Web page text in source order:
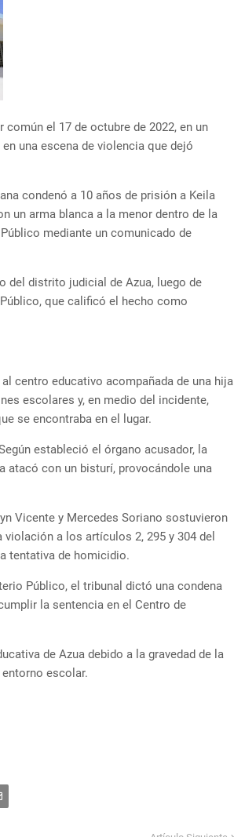
el 17 de octubre de 2022, en un
una escena de violencia que dejó
condenó a 10 años de prisión a Keila
un arma blanca a la menor dentro de la
mediante un comunicado de
del distrito judicial de Azua, luego de
que calificó el hecho como
centro educativo acompañada de una hija
escolares y, en medio del incidente,
se encontraba en el lugar.
estableció el órgano acusador, la
atacó con un bisturí, provocándole una
Vicente y Mercedes Soriano sostuvieron
a los artículos 2, 295 y 304 del
tentativa de homicidio.
Público, el tribunal dictó una condena
la sentencia en el Centro de
de Azua debido a la gravedad de la
escolar.